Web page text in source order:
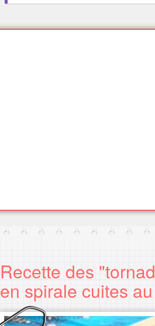
Recette des
en spirale cuites